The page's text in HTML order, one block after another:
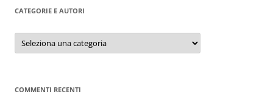
CATEGORIE E AUTORI
Categorie
autori
COMMENTI RECENTI